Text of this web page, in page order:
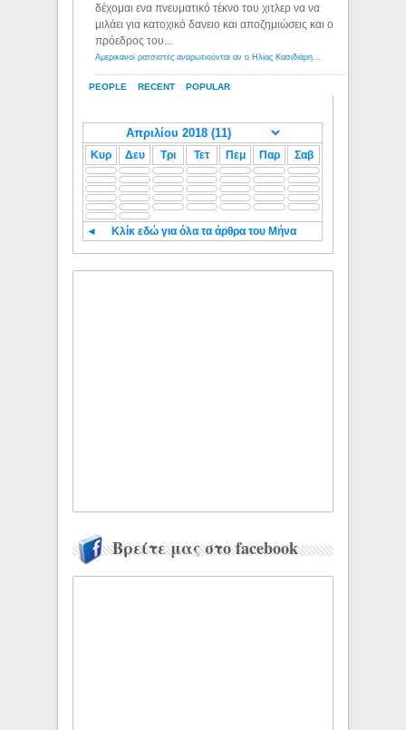
PEOPLE RECENT POPULAR
δέχομαι ενα πνευματικό τέκνο του χιτλερ να να
μιλάει για κατοχικό δανειο και αποζημιώσεις και ο
πρόεδρος του...
Αμερικανοί ρατσιστές αναρωτιούνται αν ο Ηλίας Κασιδιάρης ανήκει στη λευκή φυλή... - Λόγιος Ερμής
Κυρ Δευ Τρι Τετ Πεμ Παρ Σαβ
◄ Κλίκ εδώ για όλα τα άρθρα του Μήνα
Βρείτε μας στο facebook